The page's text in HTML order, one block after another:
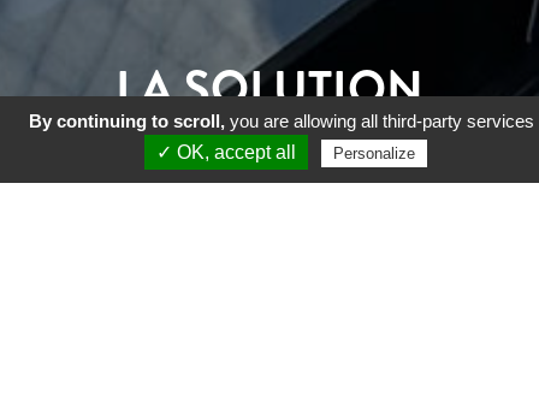
LA SOLUTION
À VOS IMPÉRATIFS DE
By continuing to scroll, you are allowing all third-party services
✓ OK, accept all
Personalize